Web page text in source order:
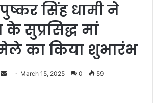
सिंह धामी ने
के सुप्रसिद्ध मां
मेले का किया शुभारंभ
March 15, 2025 0 59